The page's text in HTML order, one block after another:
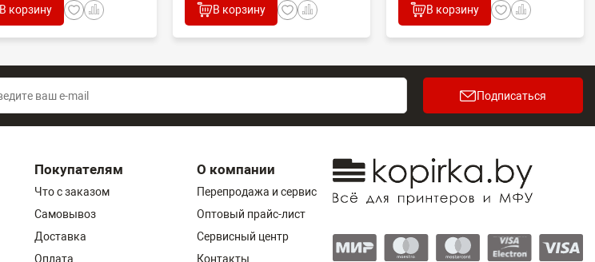
В корзину В корзину В корзину
Подписаться
Покупателям
Что с заказом
Самовывоз
Доставка
Оплата
О компании
Перепродажа и сервис
Оптовый прайс-лист
Сервисный центр
Контакты